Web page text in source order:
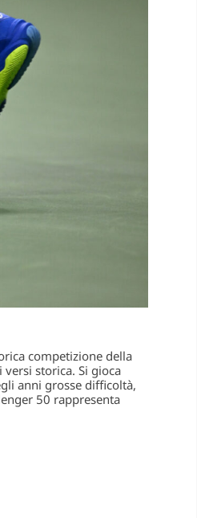
competizione della
storica. Si gioca
anni grosse difficoltà,
50 rappresenta